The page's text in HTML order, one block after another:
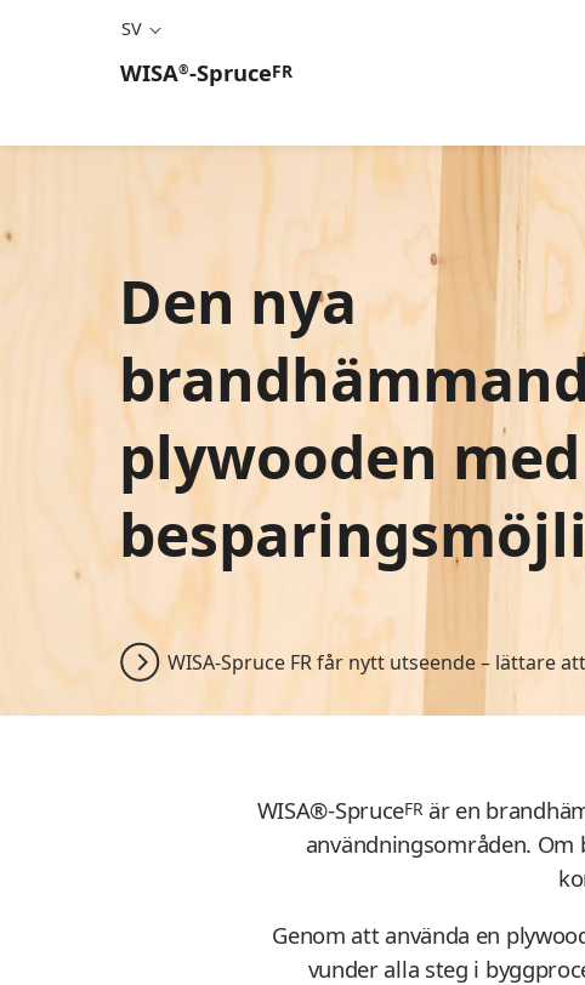
SV
WISA®-SpruceFR
Den nya
plywooden
WISA-Spruce FR får nytt utseende – lättare
WISA®-SpruceFR är en
användningsområden.
Genom att använda en
vunder alla steg i